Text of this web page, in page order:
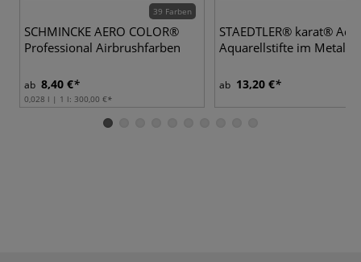
39 Farben
SCHMINCKE AERO COLOR®
Professional Airbrushfarben
ab 8,40 €
0,028 l | 1 l: 300,00 €
STAEDTLER® karat®
Aquarellstifte im
ab 13,20 €